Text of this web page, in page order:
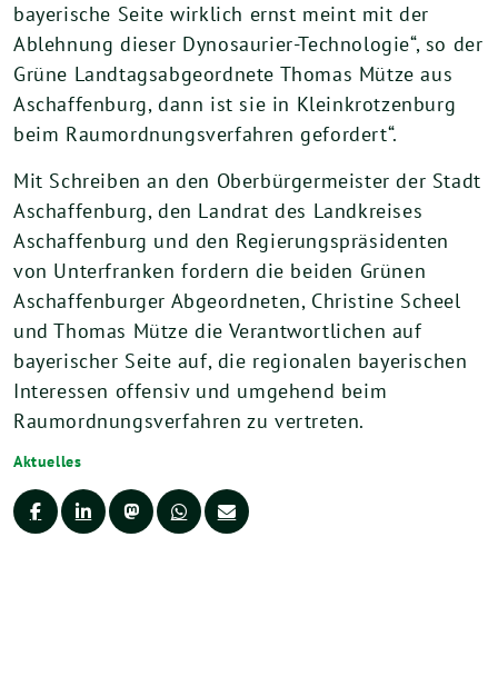
bayerische Seite wirklich ernst meint mit der
Ablehnung dieser Dynosaurier-Technologie“, so der
Grüne Landtagsabgeordnete Thomas Mütze aus
Aschaffenburg, dann ist sie in Kleinkrotzenburg
beim Raumordnungsverfahren gefordert“.
Mit Schreiben an den Oberbürgermeister der Stadt
Aschaffenburg, den Landrat des Landkreises
Aschaffenburg und den Regierungspräsidenten
von Unterfranken fordern die beiden Grünen
Aschaffenburger Abgeordneten, Christine Scheel
und Thomas Mütze die Verantwortlichen auf
bayerischer Seite auf, die regionalen bayerischen
Interessen offensiv und umgehend beim
Raumordnungsverfahren zu vertreten.
Aktuelles